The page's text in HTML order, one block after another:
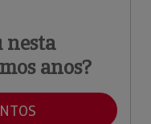
nesta
anos?